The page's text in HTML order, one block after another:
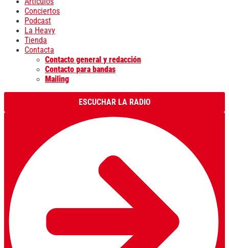
Conciertos
Podcast
La Heavy
Tienda
Contacta
Contacto general y redacción
Contacto para bandas
Mailing
ESCUCHAR LA RADIO